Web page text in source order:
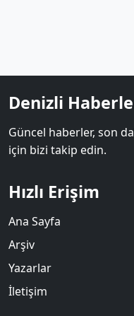
Denizli
Güncel haberler, son
için bizi takip edin.
Hızlı Erişim
Ana Sayfa
Arşiv
Yazarlar
İletişim